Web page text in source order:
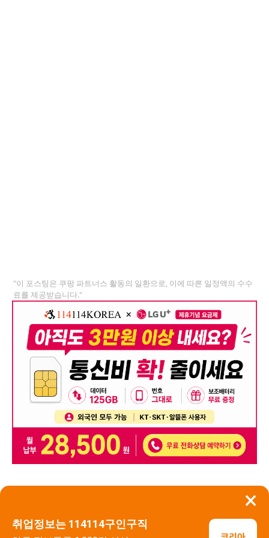
×
취업정보는 114114구인구직
"이 포스팅은 쿠팡 파트너스 활동의 일환으로, 이에 따른 일정액의 수수
료를 제공받습니다."